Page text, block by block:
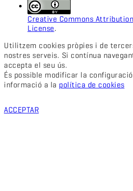
Creative Commons
License.
Utilitzem cookies pròpies i de
nostres serveis. Si contínua
accepta el seu ús.
És possible modificar la
informació a la política de cookies
ACCEPTAR